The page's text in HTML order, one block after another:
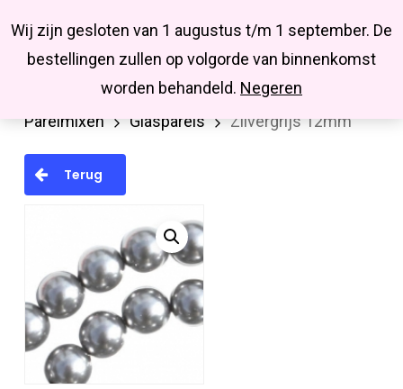
Wij zijn gesloten van 1 augustus t/m 1 september. De
bestellingen zullen op volgorde van binnenkomst
worden behandeld. Negeren
main
Missbluesieraden
searchaccount
Kralen en kralenmixen
Parels en
Parelmixen
Glasparels Zilvergrijs 12mm
Terug
Close